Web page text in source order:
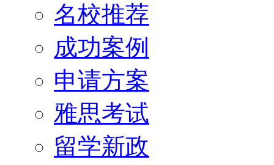
名校推荐
成功案例
申请方案
雅思考试
留学新政